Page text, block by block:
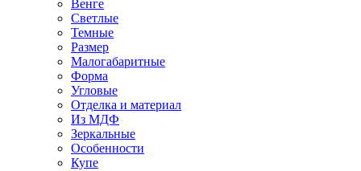
Венге
Светлые
Темные
Размер
Малогабаритные
Форма
Угловые
Отделка и материал
Из МДФ
Зеркальные
Особенности
Купе